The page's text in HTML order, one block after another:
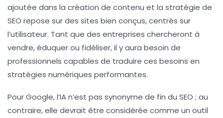
ajoutée dans la création de contenu et la stratégie de
SEO repose sur des sites bien conçus, centrés sur
l’utilisateur. Tant que des entreprises chercheront à
vendre, éduquer ou fidéliser, il y aura besoin de
professionnels capables de traduire ces besoins en
stratégies numériques performantes.
Pour Google, l’IAn’est pas synonyme de fin du SEO ; au
contraire, elle devrait être considérée comme un outil